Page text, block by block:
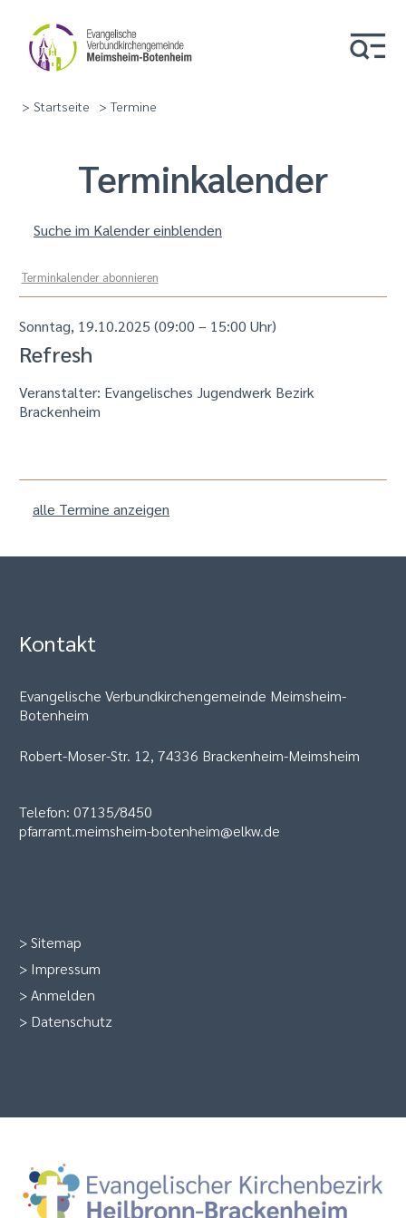
> Startseite > Termine
Termin­kalender
Suche im Kalender einblenden
Terminkalender abonnieren
Sonntag, 19.10.2025 (09:00 – 15:00 Uhr)
Refresh
Veranstalter: Evangelisches Jugendwerk Bezirk
Brackenheim
alle Termine anzeigen
Kontakt
Evangelische Verbundkirchengemeinde Meimsheim-
Botenheim
Robert-Moser-Str. 12, 74336 Brackenheim-Meimsheim
Telefon: 07135/8450
pfarramt.meimsheim-botenheim@elkw.de
>Sitemap
> Impressum
>Anmelden
> Datenschutz